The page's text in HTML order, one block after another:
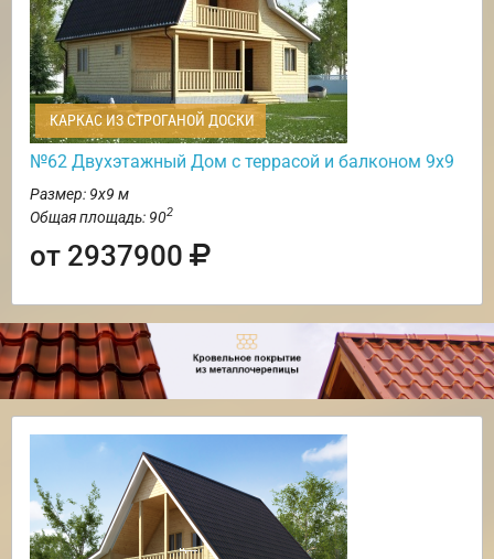
КАРКАС ИЗ СТРОГАНОЙ ДОСКИ
№62 Двухэтажный Дом с террасой и балконом 9х9
Размер: 9х9 м
Общая площадь: 902
от 2937900